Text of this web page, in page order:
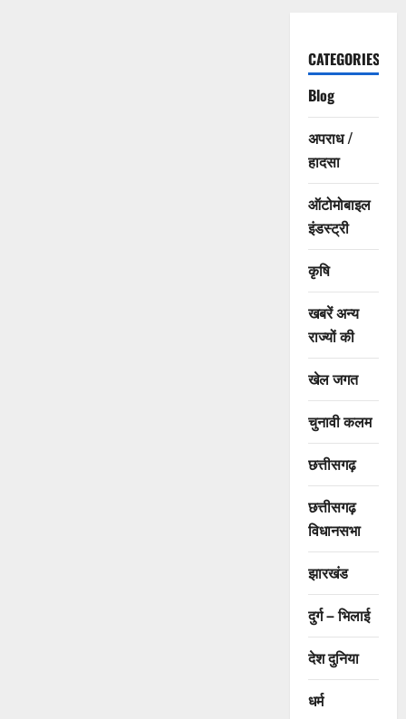
CATEGORIES
Blog
अपराध /
हादसा
ऑटोमोबाइल
इंडस्ट्री
कृषि
खबरें अन्य
राज्यों की
खेल जगत
चुनावी कलम
छत्तीसगढ़
छत्तीसगढ़
विधानसभा
झारखंड
दुर्ग – भिलाई
देश दुनिया
धर्म